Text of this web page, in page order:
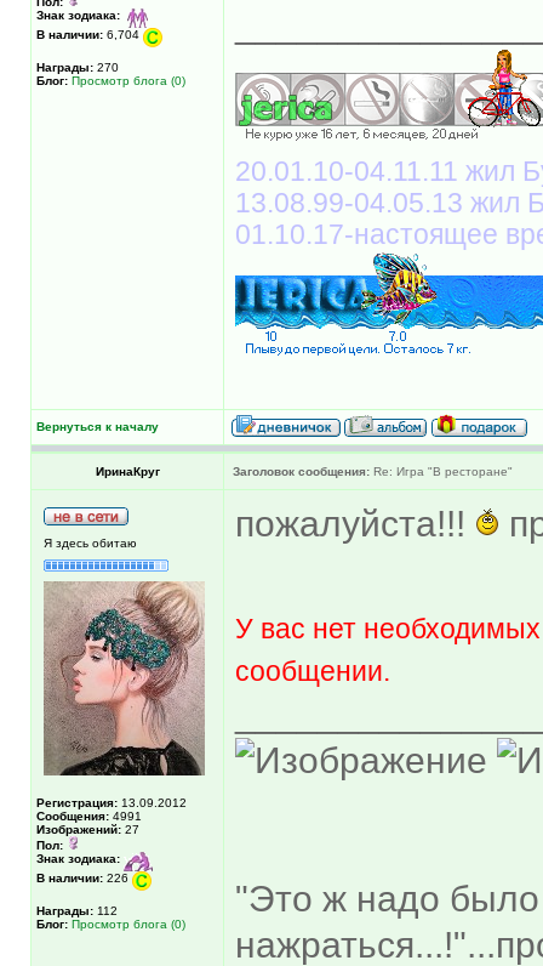
Знак зодиака:
В наличии: 6,704
Награды: 270
Блог: Просмотр блога (0)
20.01.10-04.11.11 жил
13.08.99-04.05.13 жил
01.10.17-настоящее
Вернуться к началу
ИринаКруг Заголовок сообщения: Re: Игра "В ресторане"
Я здесь обитаю
Регистрация: 13.09.2012
Сообщения: 4991
Изображений: 27
Пол:
Знак зодиака:
В наличии: 226
Награды: 112
Блог: Просмотр блога (0)
пожалуйста!!!
У вас нет
сообщении.
"Это ж надо было